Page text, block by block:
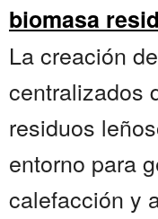
biomasa
La creación
centralizados
residuos
entorno para
calefacción y